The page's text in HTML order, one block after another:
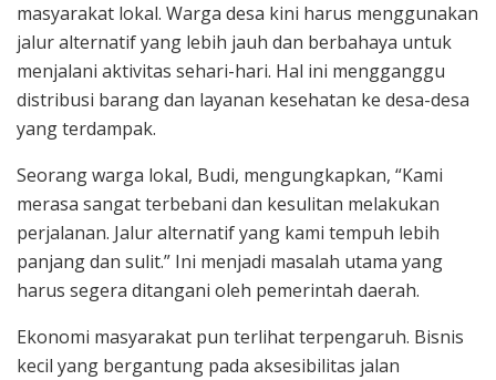
masyarakat lokal. Warga desa kini harus menggunakan
jalur alternatif yang lebih jauh dan berbahaya untuk
menjalani aktivitas sehari-hari. Hal ini mengganggu
distribusi barang dan layanan kesehatan ke desa-desa
yang terdampak.
Seorang warga lokal, Budi, mengungkapkan, “Kami
merasa sangat terbebani dan kesulitan melakukan
perjalanan. Jalur alternatif yang kami tempuh lebih
panjang dan sulit.” Ini menjadi masalah utama yang
harus segera ditangani oleh pemerintah daerah.
Ekonomi masyarakat pun terlihat terpengaruh. Bisnis
kecil yang bergantung pada aksesibilitas jalan